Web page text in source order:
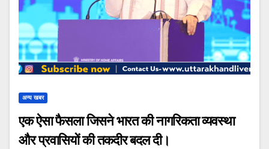
अन्य खबर
एक ऐसा फैसला जिसने भारत की नागरिकता व्यवस्था
और प्रवासियों की तकदीर बदल दी।